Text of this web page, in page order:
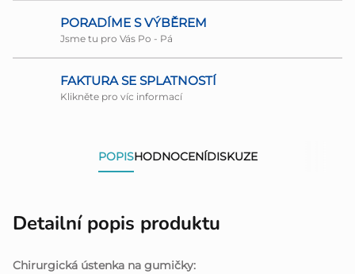
PORADÍME S VÝBĚREM
Jsme tu pro Vás Po - Pá
FAKTURA SE SPLATNOSTÍ
Klikněte pro víc informací
POPISHODNOCENÍDISKUZE
Detailní popis produktu
Chirurgická ústenka na gumičky: